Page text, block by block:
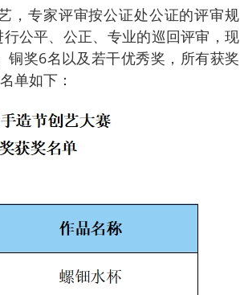
，专家评审按公证处公证的评审规
公平、公正、专业的巡回评审，现
奖6名以及若干优秀奖，所有获奖
单如下：